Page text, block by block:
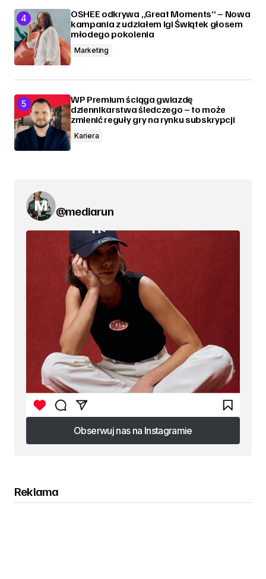
OSHEE odkrywa „Great Moments” – Nowa
kampania z udziałem Igi Świątek głosem
młodego pokolenia
Marketing
WP Premium ściąga gwiazdę
dziennikarstwa śledczego – to może
zmienić reguły gry na rynku subskrypcji
Kariera
@mediarun
Obserwuj nas na Instagramie
Obserwuj nas na Instagramie
Reklama